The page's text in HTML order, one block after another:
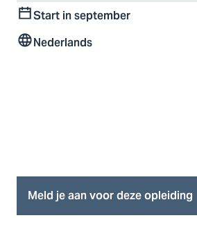
StartStart in september
TaalNederlands
Meld je aan voor deze opleiding